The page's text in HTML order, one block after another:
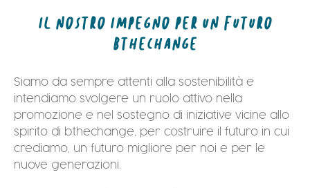
IL NOSTRO IMPEGNO PER UN FUTURO
BTHECHANGE
Siamo da sempre attenti alla sostenibilità e
intendiamo svolgere un ruolo attivo nella
promozione e nel sostegno di iniziative vicine allo
spirito di bthechange, per costruire il futuro in cui
crediamo, un futuro migliore per noi e per le
nuove generazioni.